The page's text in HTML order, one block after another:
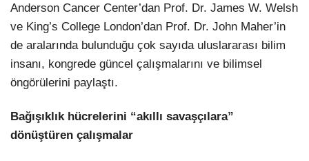
Anderson Cancer Center’dan Prof. Dr. James W. Welsh
ve King’s College London’dan Prof. Dr. John Maher’in
de aralarında bulunduğu çok sayıda uluslararası bilim
insanı, kongrede güncel çalışmalarını ve bilimsel
öngörülerini paylaştı.
Bağışıklık hücrelerini “akıllı savaşçılara”
dönüştüren çalışmalar